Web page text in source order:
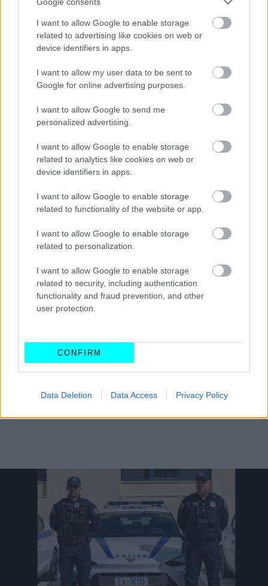
I want to allow Google to enable storage
related to advertising like cookies on web or
device identifiers in apps.
I want to allow my user data to be sent to
Google for online advertising purposes.
I want to allow Google to send me
personalized advertising.
I want to allow Google to enable storage
related to analytics like cookies on web or
device identifiers in apps.
I want to allow Google to enable storage
related to functionality of the website or app.
I want to allow Google to enable storage
related to personalization.
I want to allow Google to enable storage
related to security, including authentication
functionality and fraud prevention, and other
user protection.
CONFIRM
Data Deletion Data Access Privacy Policy